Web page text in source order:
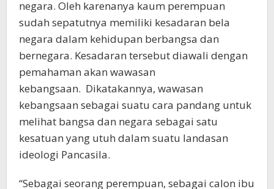
negara. Oleh karenanya kaum perempuan
sudah sepatutnya memiliki kesadaran bela
negara dalam kehidupan berbangsa dan
bernegara. Kesadaran tersebut diawali dengan
pemahaman akan wawasan
kebangsaan. Dikatakannya, wawasan
kebangsaan sebagai suatu cara pandang untuk
melihat bangsa dan negara sebagai satu
kesatuan yang utuh dalam suatu landasan
ideologi Pancasila.
“Sebagai seorang perempuan, sebagai calon ibu